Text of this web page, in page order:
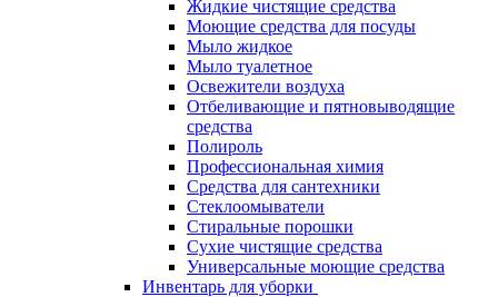
Жидкие чистящие средства
Моющие средства для посуды
Мыло жидкое
Мыло туалетное
Освежители воздуха
Отбеливающие и пятновыводящие
средства
Полироль
Профессиональная химия
Средства для сантехники
Стеклоомыватели
Стиральные порошки
Сухие чистящие средства
Универсальные моющие средства
Инвентарь для уборки